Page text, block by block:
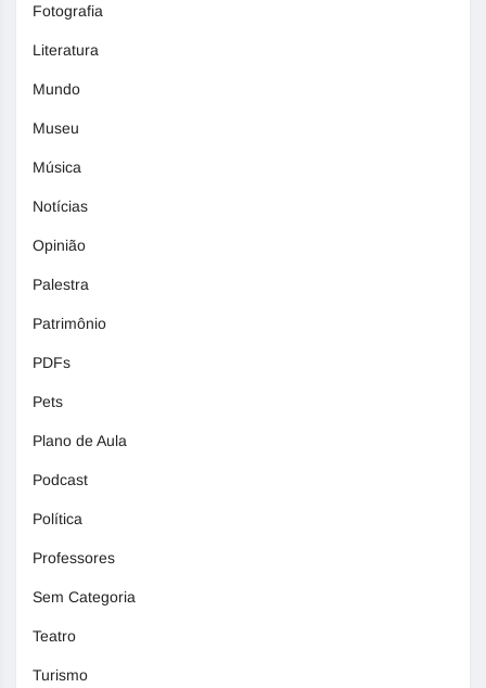
Fotografia
Literatura
Mundo
Museu
Música
Notícias
Opinião
Palestra
Patrimônio
PDFs
Pets
Plano de Aula
Podcast
Política
Professores
Sem Categoria
Teatro
Turismo